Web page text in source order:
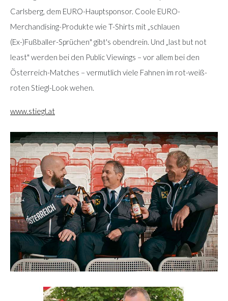
Carlsberg, dem EURO-Hauptsponsor. Coole EURO-
Merchandising-Produkte wie T-Shirts mit „schlauen
(Ex-)Fußballer-Sprüchen" gibt's obendrein. Und „last but not
least" werden bei den Public Viewings – vor allem bei den
Österreich-Matches – vermutlich viele Fahnen im rot-weiß-
roten Stiegl-Look wehen.
www.stiegl.at